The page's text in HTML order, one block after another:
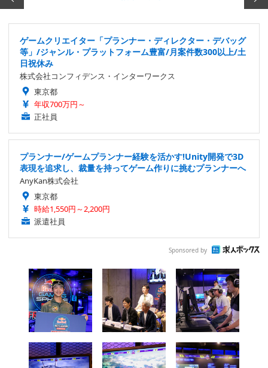
ゲームクリエイター「プランナー・ディレクター・デバッグ
等」/ジャンル・プラットフォーム豊富/月案件数300以上/土
日祝休み
株式会社コンフィデンス・インターワークス
東京都
年収700万円～
正社員
プランナー/ゲームプランナー経験を活かす!Unity開発で3D
表現を追求し、裁量を持ってゲーム作りに挑むプランナーへ
AnyKan株式会社
東京都
時給1,550円～2,200円
派遣社員
Sponsored by